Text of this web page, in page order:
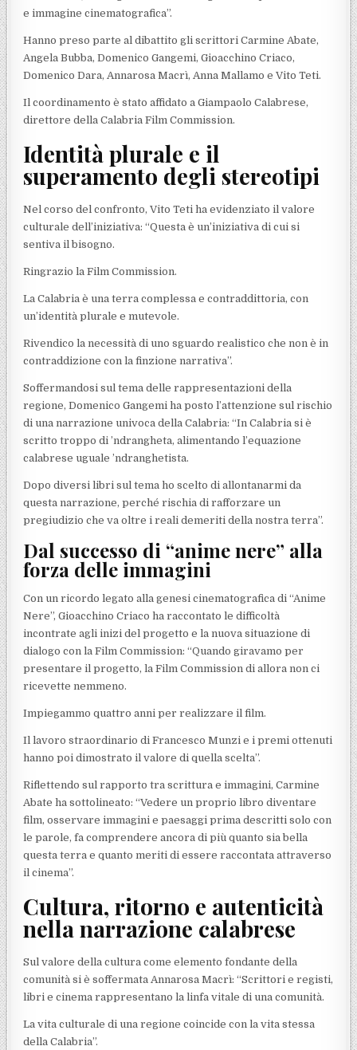
e immagine cinematografica”.
Hanno preso parte al dibattito gli scrittori Carmine Abate,
Angela Bubba, Domenico Gangemi, Gioacchino Criaco,
Domenico Dara, Annarosa Macrì, Anna Mallamo e Vito Teti.
Il coordinamento è stato affidato a Giampaolo Calabrese,
direttore della Calabria Film Commission.
Identità plurale e il
superamento degli stereotipi
Nel corso del confronto, Vito Teti ha evidenziato il valore
culturale dell’iniziativa: “Questa è un’iniziativa di cui si
sentiva il bisogno.
Ringrazio la Film Commission.
La Calabria è una terra complessa e contraddittoria, con
un’identità plurale e mutevole.
Rivendico la necessità di uno sguardo realistico che non è in
contraddizione con la finzione narrativa”.
Soffermandosi sul tema delle rappresentazioni della
regione, Domenico Gangemi ha posto l’attenzione sul rischio
di una narrazione univoca della Calabria: “In Calabria si è
scritto troppo di ’ndrangheta, alimentando l’equazione
calabrese uguale ’ndranghetista.
Dopo diversi libri sul tema ho scelto di allontanarmi da
questa narrazione, perché rischia di rafforzare un
pregiudizio che va oltre i reali demeriti della nostra terra”.
Dal successo di “anime nere” alla
forza delle immagini
Con un ricordo legato alla genesi cinematografica di “Anime
Nere”, Gioacchino Criaco ha raccontato le difficoltà
incontrate agli inizi del progetto e la nuova situazione di
dialogo con la Film Commission: “Quando giravamo per
presentare il progetto, la Film Commission di allora non ci
ricevette nemmeno.
Impiegammo quattro anni per realizzare il film.
Il lavoro straordinario di Francesco Munzi e i premi ottenuti
hanno poi dimostrato il valore di quella scelta”.
Riflettendo sul rapporto tra scrittura e immagini, Carmine
Abate ha sottolineato: “Vedere un proprio libro diventare
film, osservare immagini e paesaggi prima descritti solo con
le parole, fa comprendere ancora di più quanto sia bella
questa terra e quanto meriti di essere raccontata attraverso
il cinema”.
Cultura, ritorno e autenticità
nella narrazione calabrese
Sul valore della cultura come elemento fondante della
comunità si è soffermata Annarosa Macrì: “Scrittori e registi,
libri e cinema rappresentano la linfa vitale di una comunità.
La vita culturale di una regione coincide con la vita stessa
della Calabria”.